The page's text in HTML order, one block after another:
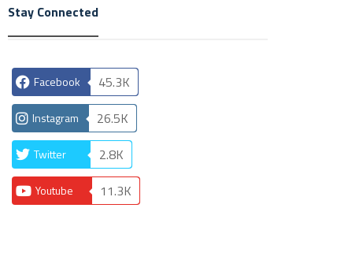
Stay Connected
Facebook 45.3K
Instagram 26.5K
Twitter 2.8K
Youtube 11.3K